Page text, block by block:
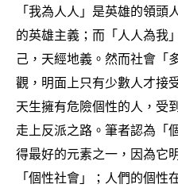
「我為人人」是英雄的領頭
的英雄主義 ； 而「人人為我
己 ， 天經地義。然而社會「
觀 ， 明面上只有少數人才接
天生擁有危險個性的人 ， 受
走上反派之路。筆者認為「
得最好的元素之一 ， 因為它
「個性社會」
； 人們的個性